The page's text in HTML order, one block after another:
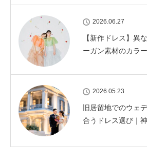
2026.06.27
【新作ドレス】異
ーガン素材のカラ
2026.05.23
旧居留地でのウェ
合うドレス選び｜